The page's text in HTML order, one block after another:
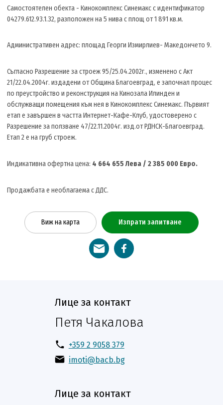
Самостоятелен обекта - Кинокомплекс Синемакс с идентификатор
04279.612.93.1.32, разположен на 5 нива с площ от 1 891 кв.м.
Административен адрес: площад Георги Измирлиев- Македончето 9.
Съгласно Разрешение за строеж 95/25.04.2002г., изменено с Акт
21/22.04.2004г. издадени от Община Благоевград, е започнал процес
по преустройство и реконструкция на Кинозала Илинден и
обслужващи помещения към нея в Кинокомплекс Синемакс. Първият
етап е завършен в частта Интернет-Кафе-Клуб, удостоверено с
Разрешение за ползване 47/22.11.2004г. изд.от РДНСК-Благоевград.
Етап 2 е на груб строеж.
Индикативна офертна цена: 4 664 655 Лева / 2 385 000 Евро.
Продажбата е необлагаема с ДДС.
Виж на карта Изпрати запитване
Лице за контакт
Петя Чакалова
+359 2 9058 379
imoti@bacb.bg
Лице за контакт